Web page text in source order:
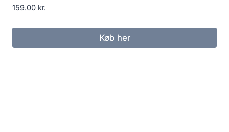
159.00 kr.
Køb her